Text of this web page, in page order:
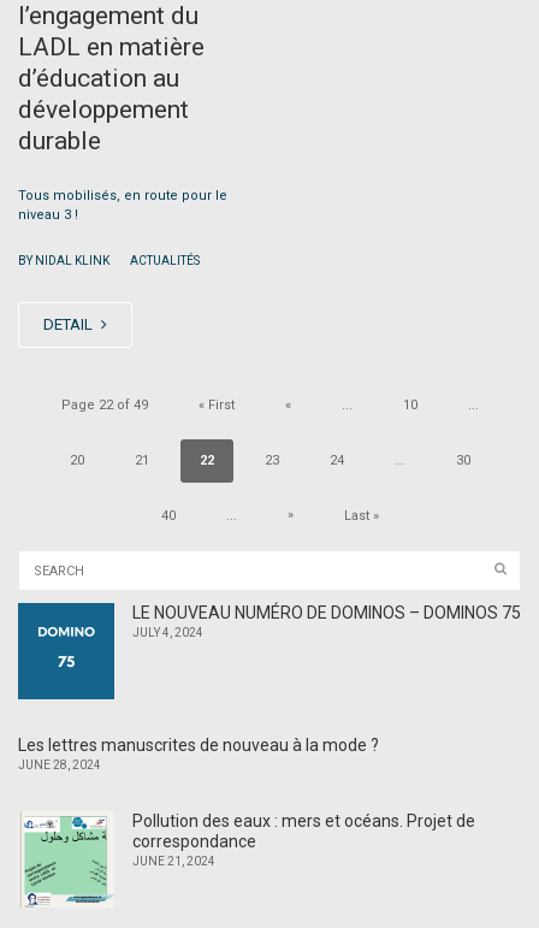
l’engagement du
LADL en matière
d’éducation au
développement
durable
Tous mobilisés, en route pour le
niveau 3 !
BY NIDAL KLINK ACTUALITÉS
DETAIL
Page 22 of 49 « First « ... 10 ...
20 21 22 23 24 ... 30
40 ... » Last »
LE NOUVEAU NUMÉRO DE DOMINOS – DOMINOS 75
JULY 4, 2024
Les lettres manuscrites de nouveau à la mode ?
JUNE 28, 2024
Pollution des eaux : mers et océans. Projet de
correspondance
JUNE 21, 2024